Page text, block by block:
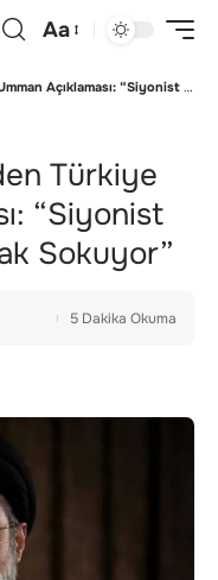
Aa
“Siyonist Düşman Aramıza Nifak Sokuyor”
Türkiye
“Siyonist
Sokuyor”
5 Dakika Okuma